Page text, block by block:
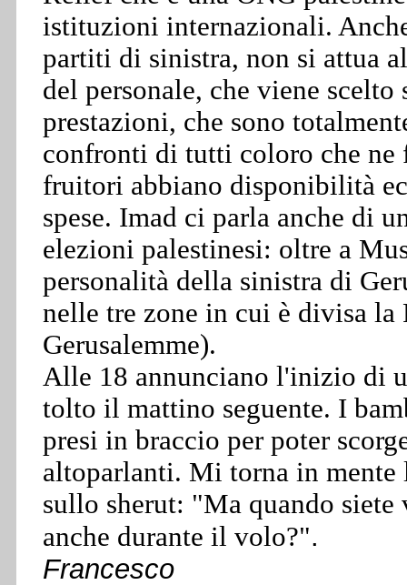
istituzioni internazionali.
partiti di sinistra, non si attua
del personale, che viene
prestazioni, che sono
confronti di tutti coloro che ne
fruitori abbiano disponibilità
spese. Imad ci parla anche di
elezioni palestinesi: oltre a
personalità della sinistra di
nelle tre zone in cui è divisa la
Gerusalemme).
Alle 18 annunciano l'inizio di
tolto il mattino seguente. I
presi in braccio per poter
altoparlanti. Mi torna in mente
sullo sherut: "Ma quando
anche durante il volo?".
Francesco